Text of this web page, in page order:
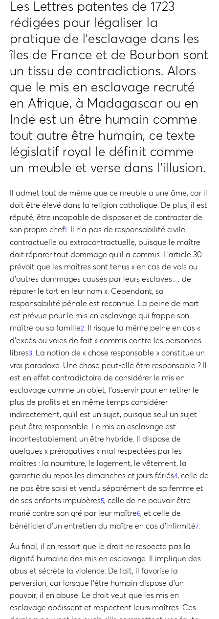
Les Lettres patentes de 1723
rédigées pour légaliser la
pratique de l’esclavage dans les
îles de France et de Bourbon sont
un tissu de contradictions. Alors
que le mis en esclavage recruté
en Afrique, à Madagascar ou en
Inde est un être humain comme
tout autre être humain, ce texte
législatif royal le définit comme
un meuble et verse dans l’illusion.
Il admet tout de même que ce meuble a une âme, car il
doit être élevé dans la religion catholique. De plus, il est
réputé, être incapable de disposer et de contracter de
son propre chef1
. Il n’a pas de responsabilité civile
contractuelle ou extracontractuelle, puisque le maître
doit réparer tout dommage qu’il a commis. L’article 30
prévoit que les maîtres sont tenus « en cas de vols ou
d’autres dommages causés par leurs esclaves… de
réparer le tort en leur nom ». Cependant, sa
responsabilité pénale est reconnue. La peine de mort
est prévue pour le mis en esclavage qui frappe son
maître ou sa famille2
. Il risque la même peine en cas «
d’excès ou voies de fait » commis contre les personnes
libres3
. La notion de « chose responsable » constitue un
vrai paradoxe. Une chose peut-elle être responsable ? Il
est en effet contradictoire de considérer le mis en
esclavage comme un objet, l’asservir pour en retirer le
plus de profits et en même temps considérer
indirectement, qu’il est un sujet, puisque seul un sujet
peut être responsable. Le mis en esclavage est
incontestablement un être hybride. Il dispose de
quelques « prérogatives » mal respectées par les
maîtres : la nourriture, le logement, le vêtement, la
garantie du repos les dimanches et jours fériés4, celle de
ne pas être saisi et vendu séparément de sa femme et
de ses enfants impubères5, celle de ne pouvoir être
marié contre son gré par leur maître6, et celle de
bénéficier d’un entretien du maître en cas d’infirmité7
Au final, il en ressort que le droit ne respecte pas la
dignité humaine des mis en esclavage. Il implique des
abus et sécrète la violence. De fait, il favorise la
perversion, car lorsque l’être humain dispose d’un
pouvoir, il en abuse. Le droit veut que les mis en
esclavage obéissent et respectent leurs maîtres. Ces